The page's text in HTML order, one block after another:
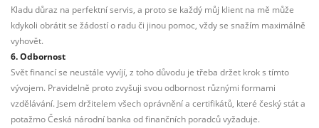
Kladu důraz na perfektní servis, a proto se každý můj klient na mě může
kdykoli obrátit se žádostí o radu či jinou pomoc, vždy se snažím maximálně
vyhovět.
6. Odbornost
Svět financí se neustále vyvíjí, z toho důvodu je třeba držet krok s tímto
vývojem. Pravidelně proto zvyšuji svou odbornost různými formami
vzdělávání. Jsem držitelem všech oprávnění a certifikátů, které český stát a
potažmo Česká národní banka od finančních poradců vyžaduje.